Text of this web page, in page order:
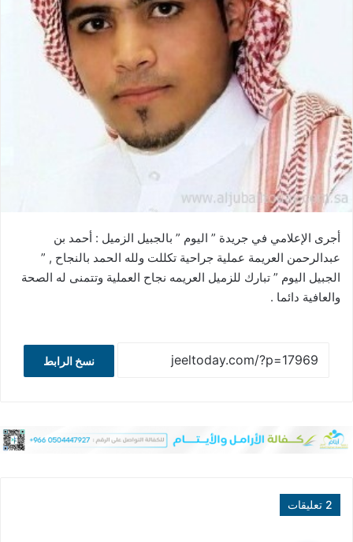
أجرى الإعلامي في جريدة ” اليوم ” بالجبيل الزميل : أحمد بن
عبدالرحمن العريمة عملية جراحية تكللت ولله الحمد بالنجاح , ”
الجبيل اليوم ” تبارك للزميل العريمه نجاح العملية وتتمنى له الصحة
والعافية دائما .
نسخ الرابط
‫2 تعليقات